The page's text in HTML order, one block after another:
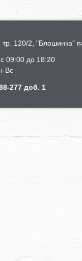
тр. 120/2, "Блошинка"
09:00 до 18:20
Вс
277 доб. 1